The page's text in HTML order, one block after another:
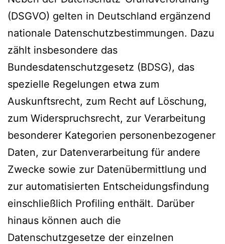
(DSGVO) gelten in Deutschland ergänzend
nationale Datenschutzbestimmungen. Dazu
zählt insbesondere das
Bundesdatenschutzgesetz (BDSG), das
spezielle Regelungen etwa zum
Auskunftsrecht, zum Recht auf Löschung,
zum Widerspruchsrecht, zur Verarbeitung
besonderer Kategorien personenbezogener
Daten, zur Datenverarbeitung für andere
Zwecke sowie zur Datenübermittlung und
zur automatisierten Entscheidungsfindung
einschließlich Profiling enthält. Darüber
hinaus können auch die
Datenschutzgesetze der einzelnen